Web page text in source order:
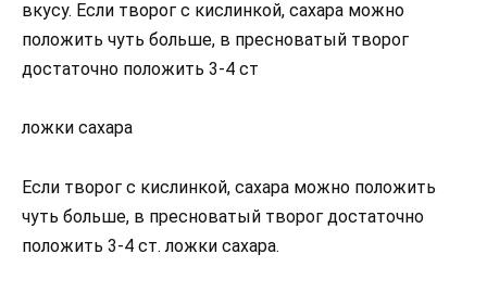
вкусу. Если творог с кислинкой, сахара можно
положить чуть больше, в пресноватый творог
достаточно положить 3-4 ст
ложки сахара
Если творог с кислинкой, сахара можно положить
чуть больше, в пресноватый творог достаточно
положить 3-4 ст. ложки сахара.